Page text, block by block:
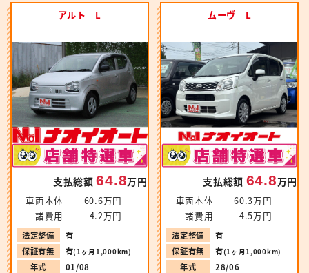
アルト L
支払総額64.8万円
車両本体
60.6万円
諸費用
4.2万円
法定整備
有
保証有無
有(1ヶ月1,000km)
年式
01/08
ムーヴ L
支払総額 64.8万円
車両本体
60.3万円
諸費用
4.5万円
法定整備
有
保証有無
有(1ヶ月1,000km)
年式
28/06